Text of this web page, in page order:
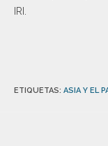
IRI.
ETIQUETAS: ASIA Y EL